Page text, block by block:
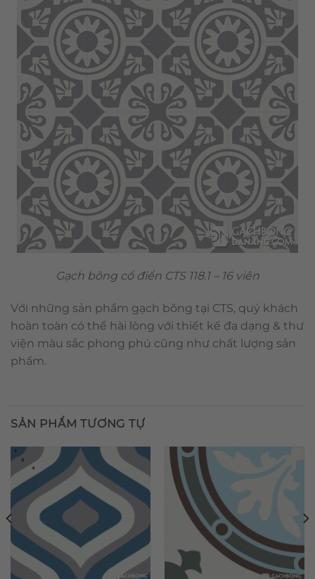
Gạch bông cổ điển CTS 118.1 – 16 viên
Với những sản phẩm gạch bông tại CTS, quý khách
hoàn toàn có thể hài lòng với thiết kế đa dạng & thư
viện màu sắc phong phú cũng như chất lượng sản
phẩm.
SẢN PHẨM TƯƠNG TỰ